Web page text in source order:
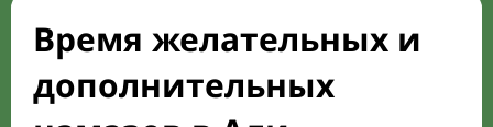
Время желательных и
дополнительных